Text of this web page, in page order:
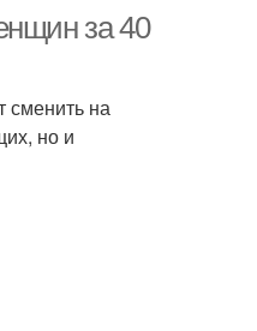
за 40
сменить на
но и